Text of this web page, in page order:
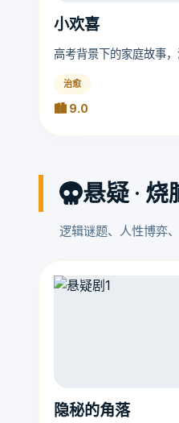
小欢喜
高考背景下的家庭故事，
治愈
🏙️ 9.0
悬疑 ·
逻辑谜题、人性博弈
隐秘的角落